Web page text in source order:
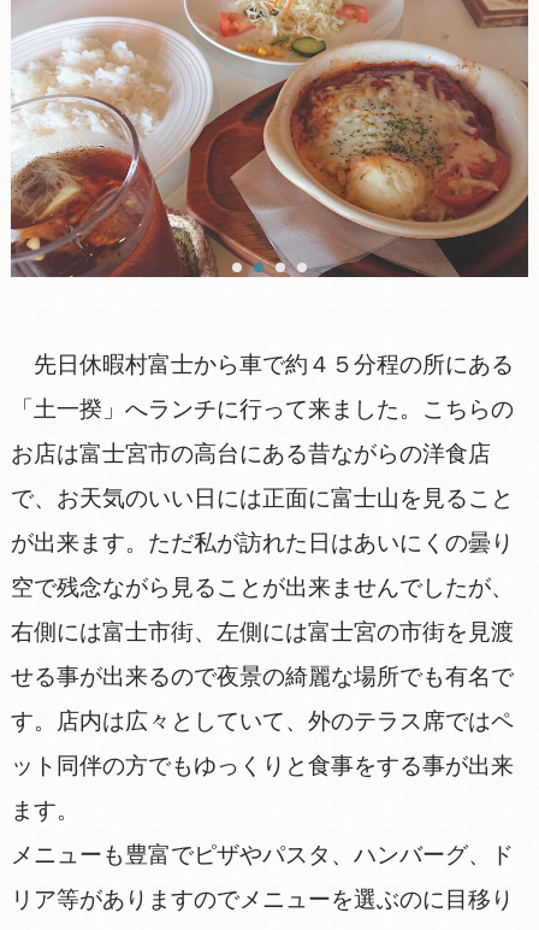
先日休暇村富士から車で約４５分程の所にある
「土一揆」へランチに行って来ました。こちらの
お店は富士宮市の高台にある昔ながらの洋食店
で、お天気のいい日には正面に富士山を見ること
が出来ます。ただ私が訪れた日はあいにくの曇り
空で残念ながら見ることが出来ませんでしたが、
右側には富士市街、左側には富士宮の市街を見渡
せる事が出来るので夜景の綺麗な場所でも有名で
す。店内は広々としていて、外のテラス席ではペ
ット同伴の方でもゆっくりと食事をする事が出来
ます。
メニューも豊富でピザやパスタ、ハンバーグ、ド
リア等がありますのでメニューを選ぶのに目移り